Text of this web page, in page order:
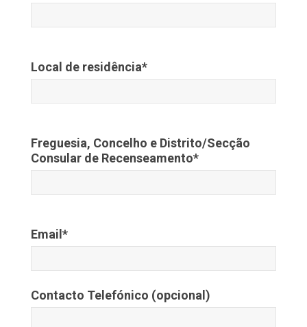
Local de residência*
Freguesia, Concelho e Distrito/Secção
Consular de Recenseamento*
Email*
Contacto Telefónico (opcional)